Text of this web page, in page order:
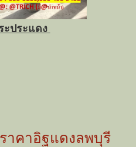
ะประแดง
าคาอิฐแดงลพบุรี